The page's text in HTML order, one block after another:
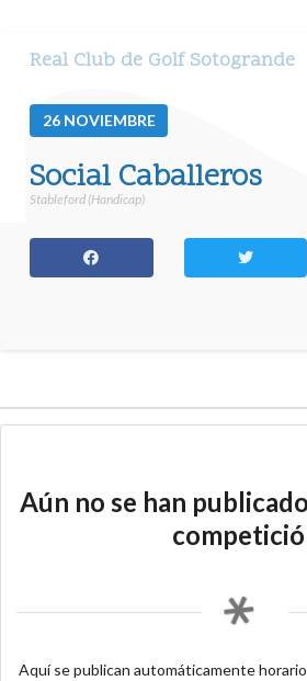
Real Club de Golf Sotogrande
26 NOVIEMBRE
Social Caballeros
Stableford (Handicap)
Aún no se han
Aquí se publican automáticamente